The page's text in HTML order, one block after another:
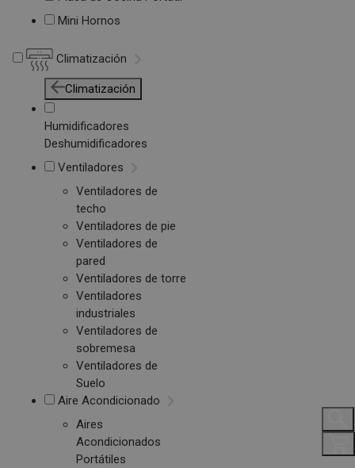
Mini Hornos
Climatización
Climatización
Humidificadores
Deshumidificadores
Ventiladores
Ventiladores de
techo
Ventiladores de pie
Ventiladores de
pared
Ventiladores de torre
Ventiladores
industriales
Ventiladores de
sobremesa
Ventiladores de
Suelo
Aire Acondicionado
Aires
Acondicionados
Portátiles